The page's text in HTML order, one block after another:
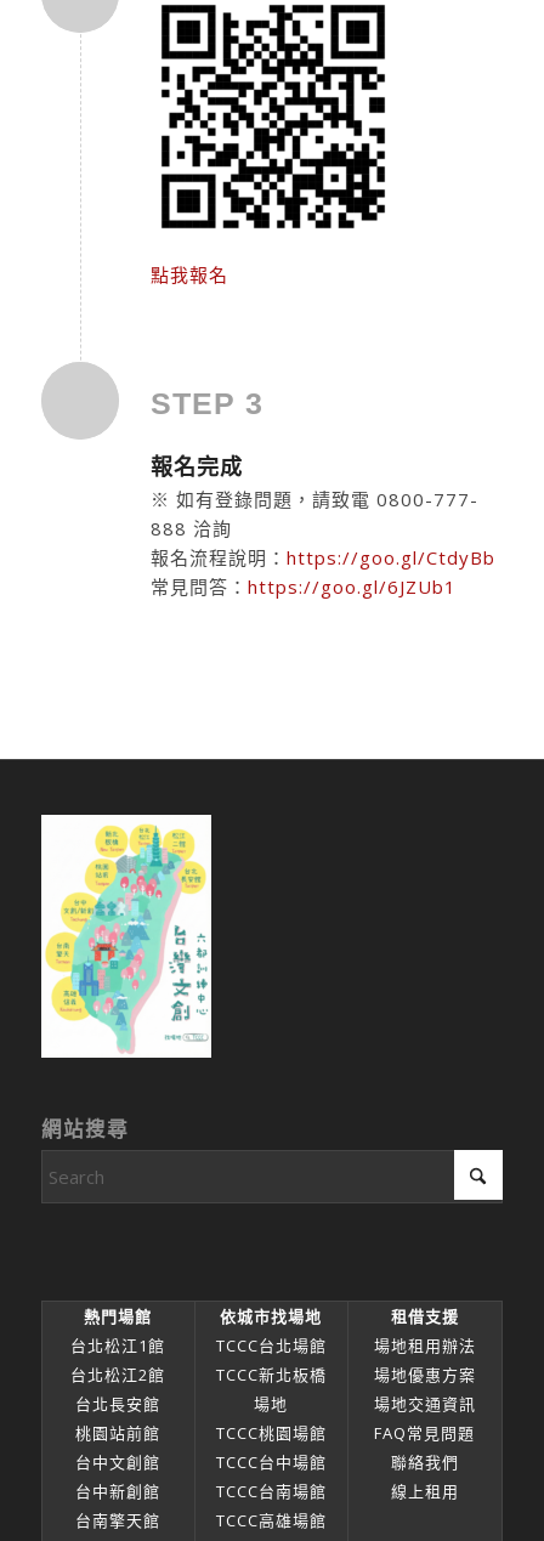
點我報名
STEP 3
報名完成
※ 如有登錄問題，請致電 0800-777-
888 洽詢
報名流程說明： https://goo.gl/CtdyBb
常見問答： https://goo.gl/6JZUb1
網站搜尋
熱門場館
台北松江1館
台北松江2館
台北長安館
桃園站前館
台中文創館
台中新創館
台南擎天館
依城市找場地
TCCC台北場館
TCCC新北板橋
場地
TCCC桃園場館
TCCC台中場館
TCCC台南場館
TCCC高雄場館
租借支援
場地租用辦法
場地優惠方案
場地交通資訊
FAQ常見問題
聯絡我們
線上租用